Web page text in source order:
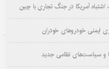
اشتباه آمریکا در جنگ تجاری با چین
ایمنی خودروهای خودران
و سیاست‌های نظامی جدید